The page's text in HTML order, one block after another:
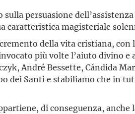
persuasione
caratteristica magisteriale
della vita cristiana, con
più volte l’aiuto divino e
André Bessette, Cándida
dei Santi e stabiliamo che in
di conseguenza, anche